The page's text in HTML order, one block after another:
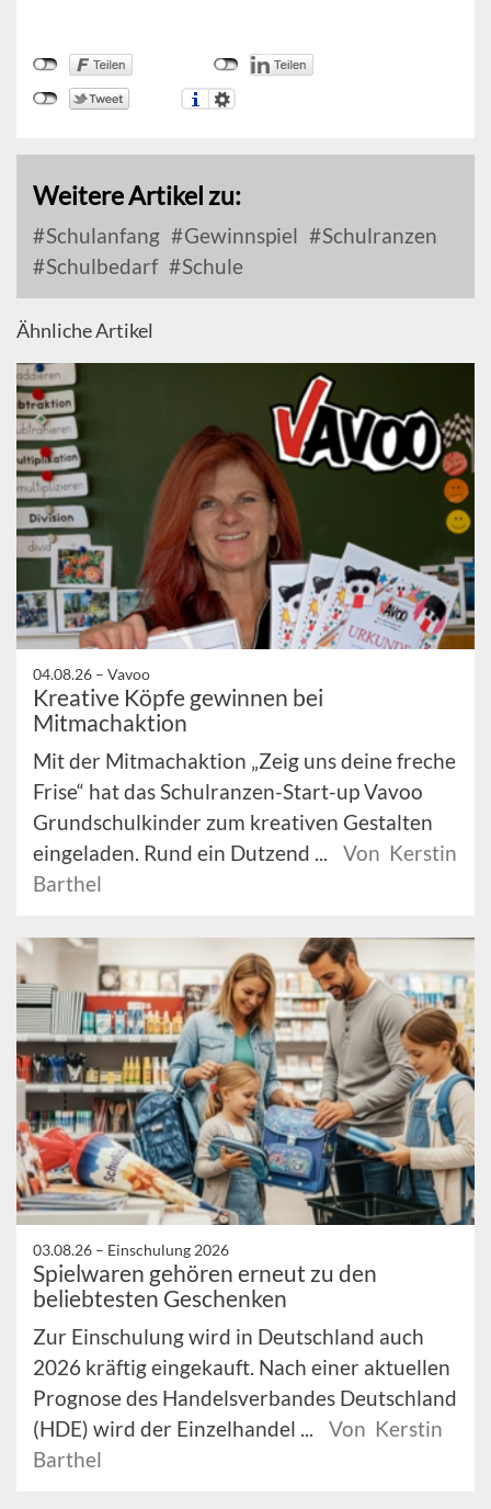
Weitere Artikel zu:
Schulanfang Gewinnspiel
Schulranzen
Schulbedarf
Schule
Ähnliche Artikel
04.08.26 – Vavoo
Kreative Köpfe gewinnen bei
Mitmachaktion
Mit der Mitmachaktion „Zeig uns deine freche
Frise“ hat das Schulranzen-Start-up Vavoo
Grundschulkinder zum kreativen Gestalten
eingeladen. Rund ein Dutzend ...
Von Kerstin
Barthel
03.08.26 – Einschulung 2026
Spielwaren gehören erneut zu den
beliebtesten Geschenken
Zur Einschulung wird in Deutschland auch
2026 kräftig eingekauft. Nach einer aktuellen
Prognose des Handelsverbandes Deutschland
(HDE) wird der Einzelhandel ...
Von Kerstin
Barthel